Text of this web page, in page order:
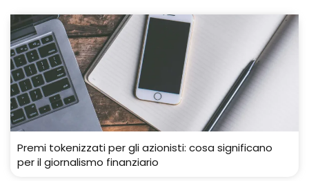
Premi tokenizzati per gli azionisti: cosa significano
per il giornalismo finanziario